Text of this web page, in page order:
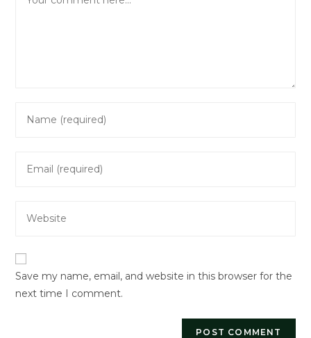
comment
address
URL
(optional)
Save my name, email, and website in this browser for the
next time I comment.